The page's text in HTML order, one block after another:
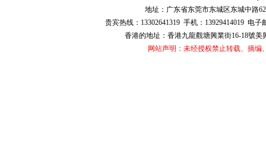
地址：广东省东莞市东城区东城中路
贵宾热线：13302641319 手机：13929414019 电
香港的地址：香港九龍觀塘興業街16-18號美
网站声明：未经授权禁止转载、摘